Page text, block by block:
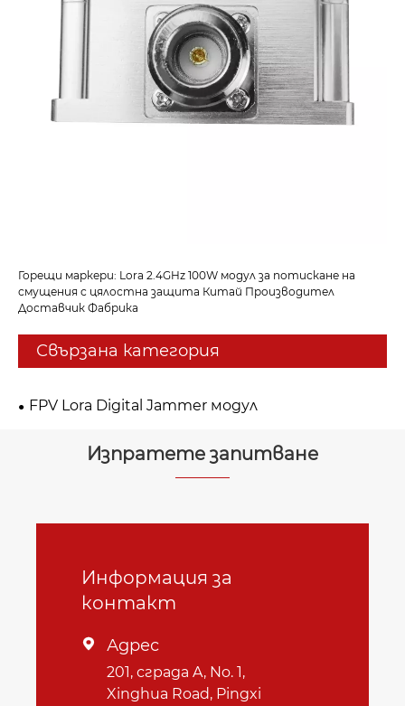
Горещи маркери: Lora 2.4GHz 100W модул за потискане на
смущения с цялостна защита Китай Производител
Доставчик Фабрика
Свързана категория
FPV Lora Digital Jammer модул
Изпратете запитване
Информация за
контакт
 Адрес
201, сграда A, No. 1,
Xinghua Road, Pingxi